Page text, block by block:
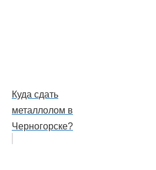
Куда сдать
металлолом в
Черногорске?